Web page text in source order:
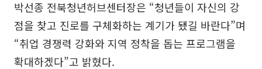
박선종 전북청년허브센터장은 “청년들이 자신의 강
점을 찾고 진로를 구체화하는 계기가 됐길 바란다”며
“취업 경쟁력 강화와 지역 정착을 돕는 프로그램을
확대하겠다”고 밝혔다.